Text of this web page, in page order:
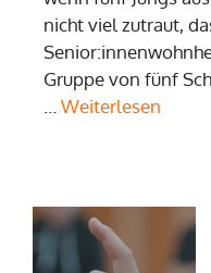
nicht viel zutraut,
Gruppe von fünf
Weiterlesen